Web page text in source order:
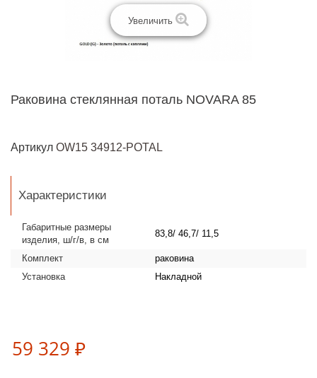
Увеличить
Раковина стеклянная поталь NOVARA 85
Артикул OW15 34912-POTAL
Характеристики
Габаритные размеры
изделия, ш/г/в, в см
83,8/ 46,7/ 11,5
Комплект
раковина
Установка
Накладной
59 329 ₽